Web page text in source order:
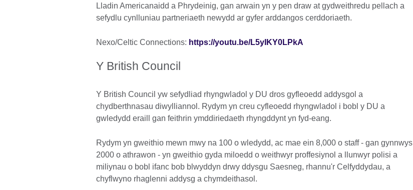
Lladin Americanaidd a Phrydeinig, gan arwain yn y pen draw at gydweithredu pellach a
sefydlu cynlluniau partneriaeth newydd ar gyfer arddangos cerddoriaeth.
Nexo/Celtic Connections: https://youtu.be/L5yIKY0LPkA
Y British Council
Y British Council yw sefydliad rhyngwladol y DU dros gyfleoedd addysgol a
chydberthnasau diwylliannol. Rydym yn creu cyfleoedd rhyngwladol i bobl y DU a
gwledydd eraill gan feithrin ymddiriedaeth rhyngddynt yn fyd-eang.
Rydym yn gweithio mewn mwy na 100 o wledydd, ac mae ein 8,000 o staff - gan gynnwys
2000 o athrawon - yn gweithio gyda miloedd o weithwyr proffesiynol a llunwyr polisi a
miliynau o bobl ifanc bob blwyddyn drwy ddysgu Saesneg, rhannu'r Celfyddydau, a
chyflwyno rhaglenni addysg a chymdeithasol.